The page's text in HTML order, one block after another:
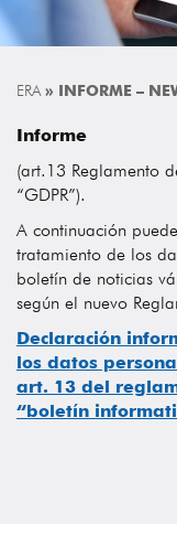
ERA » INFORME –
Informe
(art.13 Reglamento
“GDPR”).
A continuación
tratamiento de los
boletín de noticias
según el nuevo
Declaración
los datos
art. 13 del
“boletín